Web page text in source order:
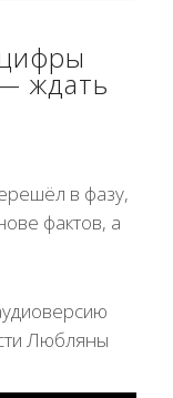
ждать
в фазу,
фактов, а
Любляны